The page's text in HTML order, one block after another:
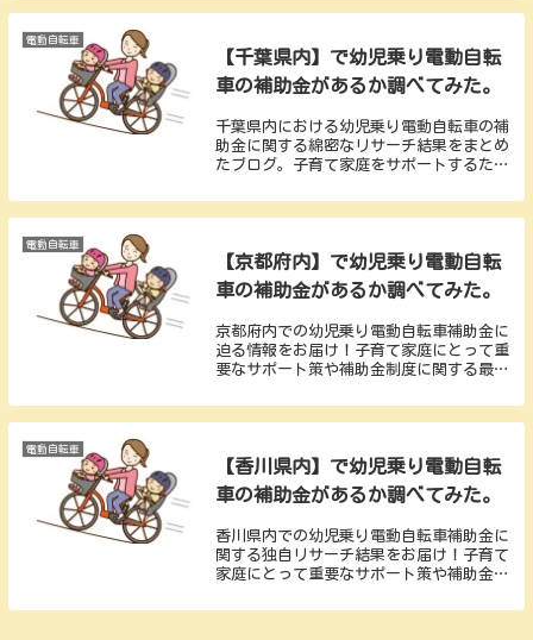
ています。
電動自転車
【千葉県内】で幼児乗り電動自転
車の補助金があるか調べてみた。
千葉県内における幼児乗り電動自転車の補
助金に関する綿密なリサーチ結果をまとめ
たブログ。子育て家庭をサポートするた
当て、千葉県の親御さんたちが安心して子
供たちを移動させるための重要な情報を提
電動自転車
【京都府内】で幼児乗り電動自転
車の補助金があるか調べてみた。
京都府内での幼児乗り電動自転車補助金に
迫る情報をお届け！子育て家庭にとって重
要なサポート策や補助金制度に関する最新
や条件についても分かりやすくまとめてお
り、快適な子育てをサポートするためのヒ
電動自転車
【香川県内】で幼児乗り電動自転
車の補助金があるか調べてみた。
香川県内での幼児乗り電動自転車補助金に
関する独自リサーチ結果をお届け！子育て
家庭にとって重要なサポート策や補助金制
請手続きや条件に関する詳細も分かりやす